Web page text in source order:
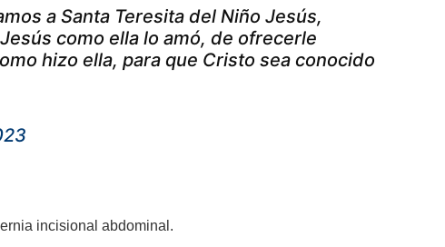
a Santa Teresita del Niño Jesús,
como ella lo amó, de ofrecerle
hizo ella, para que Cristo sea conocido
incisional abdominal.